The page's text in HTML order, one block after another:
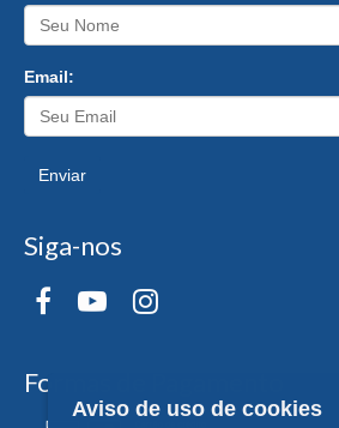
Email:
Enviar
Siga-nos
Formas de Pagamento
Aviso de uso de cookies